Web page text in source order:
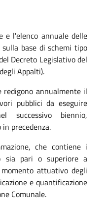
e l'elenco annuale delle
base di schemi tipo
Decreto Legislativo del
Appalti).
redigono annualmente il
pubblici da eseguire
successivo biennio,
precedenza.
che contiene i
sia pari o superiore a
attuativo degli
e quantificazione
Comunale.